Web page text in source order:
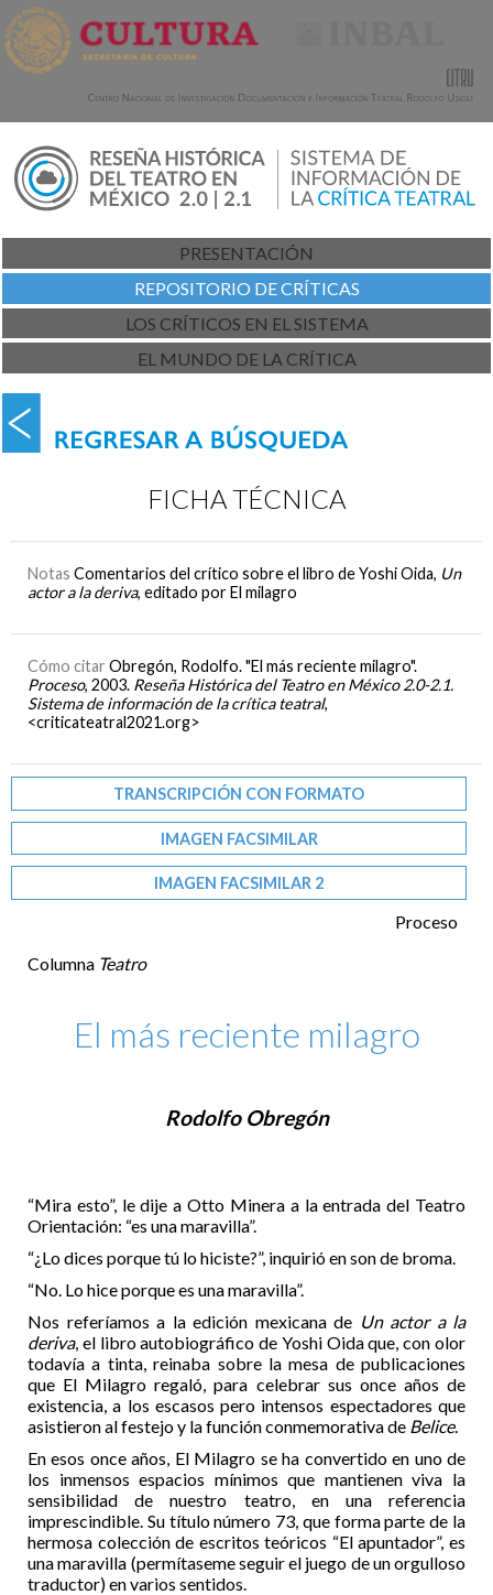
PRESENTACIÓN
REPOSITORIO DE CRÍTICAS
LOS CRÍTICOS EN EL SISTEMA
EL MUNDO DE LA CRÍTICA
FICHA TÉCNICA
Notas Comentarios del crítico sobre el libro de Yoshi Oida, Un
actor a la deriva, editado por El milagro
Cómo citar Obregón, Rodolfo. "El más reciente milagro".
Proceso, 2003. Reseña Histórica del Teatro en México 2.0-2.1.
Sistema de información de la crítica teatral,
<criticateatral2021.org>
TRANSCRIPCIÓN CON FORMATO
IMAGEN FACSIMILAR
IMAGEN FACSIMILAR 2
Proceso
Columna Teatro
El más reciente milagro
Rodolfo Obregón
“Mira esto”, le dije a Otto Minera a la entrada del Teatro
Orientación: “es una maravilla”.
“¿Lo dices porque tú lo hiciste?”, inquirió en son de broma.
“No. Lo hice porque es una maravilla”.
Nos referíamos a la edición mexicana de Un actor a la
deriva, el libro autobiográfico de Yoshi Oida que, con olor
todavía a tinta, reinaba sobre la mesa de publicaciones
que El Milagro regaló, para celebrar sus once años de
existencia, a los escasos pero intensos espectadores que
asistieron al festejo y la función conmemorativa de Belice.
En esos once años, El Milagro se ha convertido en uno de
los inmensos espacios mínimos que mantienen viva la
sensibilidad de nuestro teatro, en una referencia
imprescindible. Su título número 73, que forma parte de la
hermosa colección de escritos teóricos “El apuntador”, es
una maravilla (permítaseme seguir el juego de un orgulloso
traductor) en varios sentidos.